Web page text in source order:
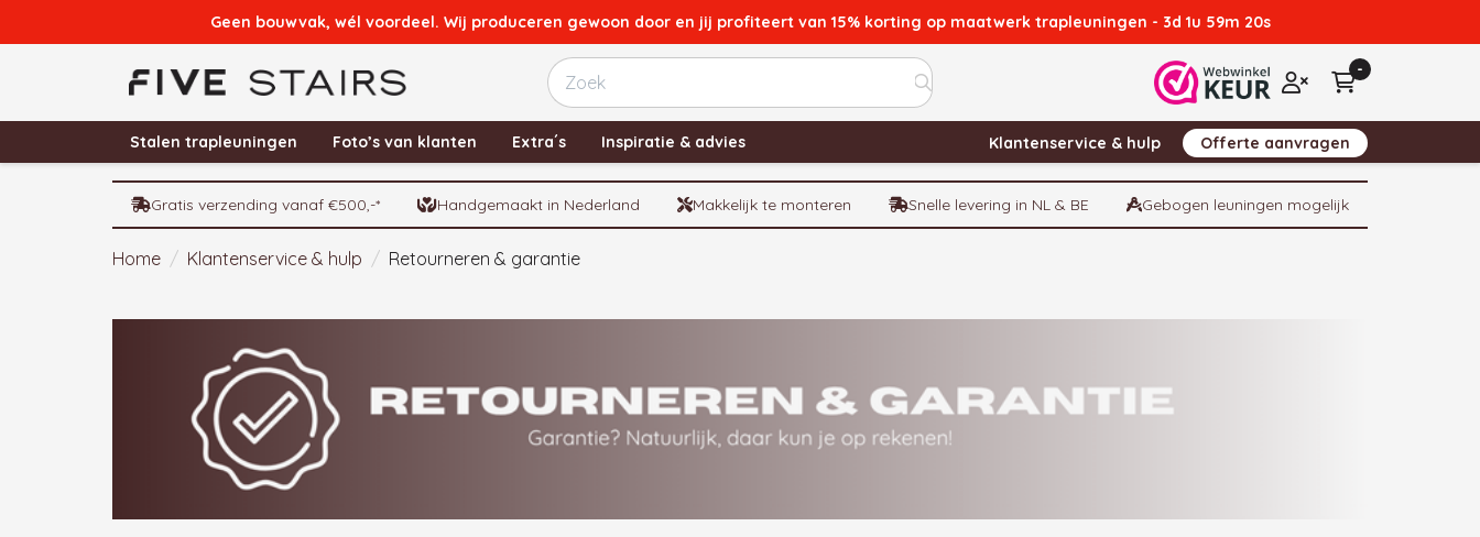
Geen bouwvak, wél voordeel. Wij produceren gewoon door en jij profiteert van 15% korting op maatwerk trapleuningen -3d 1u 59m 19s
Test -
Winkelwagen
Stalen trapleuningen Foto’s van klanten Extra´s Inspiratie & advies Klantenservice & hulp Offerte aanvragen
Gratis verzending vanaf €500,-* Handgemaakt in Nederland Makkelijk te monteren Snelle levering in NL & BE Gebogen leuningen mogelijk
Home / Klantenservice & hulp / Retourneren & garantie